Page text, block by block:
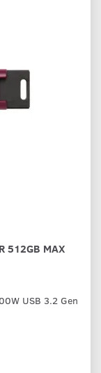
512GB MAX
USB 3.2 Gen